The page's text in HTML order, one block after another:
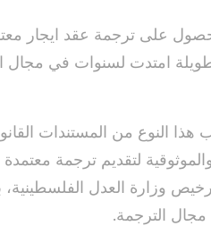
على ترجمة عقد ايجار
امتدت لسنوات في مجال
النوع من المستندات
لتقديم ترجمة
وزارة العدل الفلسطينية،
مجال الترجمة.